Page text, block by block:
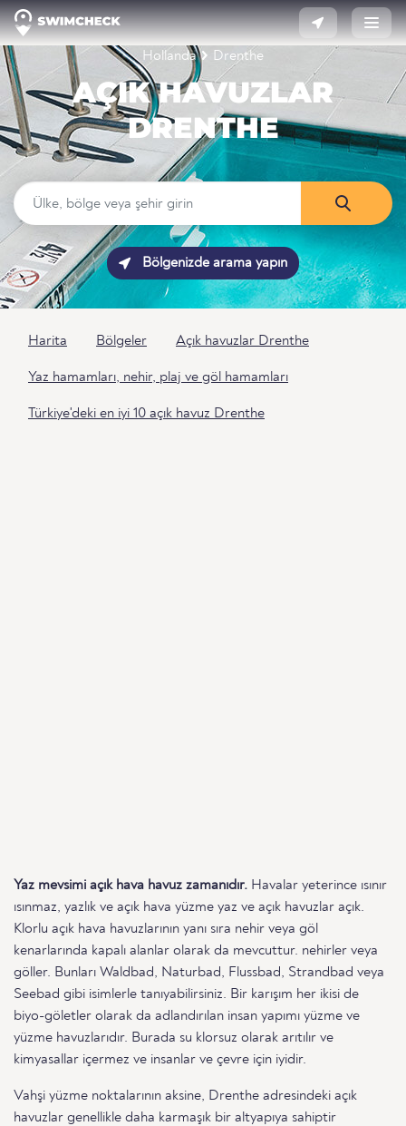
Hollanda Drenthe
AÇIK HAVUZLAR
DRENTHE
Bölgenizde arama yapın
Harita Bölgeler Açık havuzlar Drenthe
Yaz hamamları, nehir, plaj ve göl hamamları
Türkiye'deki en iyi 10 açık havuz Drenthe
Yaz mevsimi açık hava havuz zamanıdır. Havalar yeterince ısınır
ısınmaz, yazlık ve açık hava yüzme yaz ve açık havuzlar açık.
Klorlu açık hava havuzlarının yanı sıra nehir veya göl
kenarlarında kapalı alanlar olarak da mevcuttur. nehirler veya
göller. Bunları Waldbad, Naturbad, Flussbad, Strandbad veya
Seebad gibi isimlerle tanıyabilirsiniz. Bir karışım her ikisi de
biyo-göletler olarak da adlandırılan insan yapımı yüzme ve
yüzme havuzlarıdır. Burada su klorsuz olarak arıtılır ve
kimyasallar içermez ve insanlar ve çevre için iyidir.
Vahşi yüzme noktalarının aksine, Drenthe adresindeki açık
havuzlar genellikle daha karmaşık bir altyapıya sahiptir